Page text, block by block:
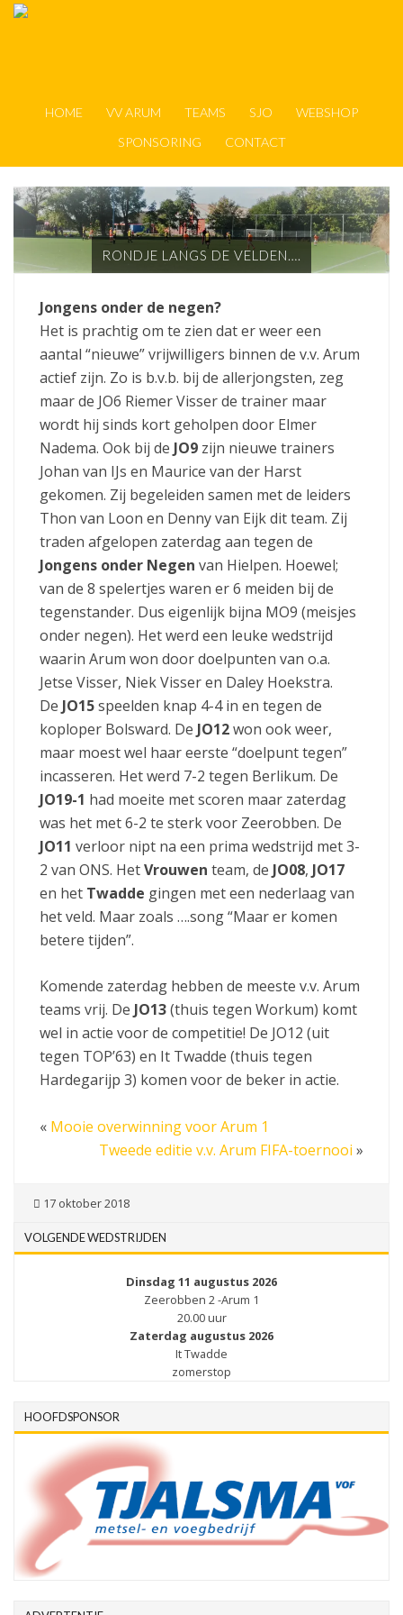
HOME VV ARUM TEAMS SJO
WEBSHOP
SPONSORING
CONTACT
RONDJE LANGS DE VELDEN….
Jongens onder de negen?
Het is prachtig om te zien dat er weer een
aantal “nieuwe” vrijwilligers binnen de v.v. Arum
actief zijn. Zo is b.v.b. bij de allerjongsten, zeg
maar de JO6 Riemer Visser de trainer maar
wordt hij sinds kort geholpen door Elmer
Nadema. Ook bij de JO9 zijn nieuwe trainers
Johan van IJs en Maurice van der Harst
gekomen. Zij begeleiden samen met de leiders
Thon van Loon en Denny van Eijk dit team. Zij
traden afgelopen zaterdag aan tegen de
Jongens onder Negen van Hielpen. Hoewel;
van de 8 spelertjes waren er 6 meiden bij de
tegenstander. Dus eigenlijk bijna MO9 (meisjes
onder negen). Het werd een leuke wedstrijd
waarin Arum won door doelpunten van o.a.
Jetse Visser, Niek Visser en Daley Hoekstra.
De JO15speelden knap 4-4 in en tegen de
koploper Bolsward. De JO12won ook weer,
maar moest wel haar eerste “doelpunt tegen”
incasseren. Het werd 7-2 tegen Berlikum. De
JO19-1 had moeite met scoren maar zaterdag
was het met 6-2 te sterk voor Zeerobben. De
JO11 verloor nipt na een prima wedstrijd met 3-
2 van ONS. HetVrouwen team, de JO08, JO17
en het Twadde gingen met een nederlaag van
het veld. Maar zoals ….song “Maar er komen
betere tijden”.
Komende zaterdag hebben de meeste v.v. Arum
teams vrij. De JO13(thuis tegen Workum) komt
wel in actie voor de competitie! De JO12 (uit
tegen TOP’63) en It Twadde (thuis tegen
Hardegarijp 3) komen voor de beker in actie.
« Mooie overwinning voor Arum 1
Tweede editie v.v. Arum FIFA-toernooi »
17 oktober 2018
VOLGENDE WEDSTRIJDEN
Dinsdag 11 augustus 2026
Zeerobben 2 -Arum 1
20.00 uur
Zaterdag augustus 2026
It Twadde
zomerstop
HOOFDSPONSOR